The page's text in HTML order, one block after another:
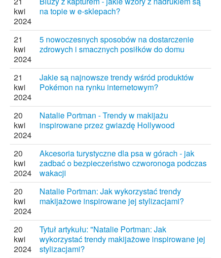
kwi
2024
na topie w e-sklepach?
21
kwi
2024
5 nowoczesnych sposobów na dostarczenie
zdrowych i smacznych posiłków do domu
21
kwi
2024
Jakie są najnowsze trendy wśród produktów
Pokémon na rynku internetowym?
20
kwi
2024
Natalie Portman - Trendy w makijażu
inspirowane przez gwiazdę Hollywood
20
kwi
2024
Akcesoria turystyczne dla psa w górach - jak
zadbać o bezpieczeństwo czworonoga podczas
wakacji
20
kwi
2024
Natalie Portman: Jak wykorzystać trendy
makijażowe inspirowane jej stylizacjami?
20
kwi
2024
Tytuł artykułu: "Natalie Portman: Jak
wykorzystać trendy makijażowe inspirowane jej
stylizacjami?